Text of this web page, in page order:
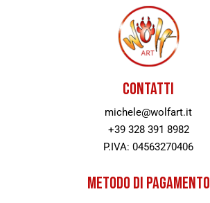
CONTATTI
michele@wolfart.it
+39 328 391 8982
P.IVA: 04563270406
METODO DI PAGAMENTO